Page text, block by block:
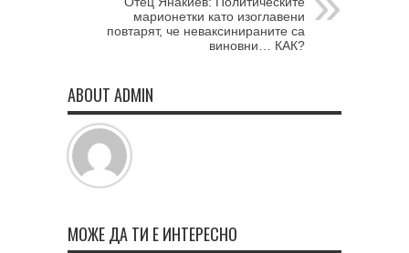
марионетки като изоглавени
повтарят, че неваксинираните са
виновни… КАК?
ABOUT ADMIN
МОЖЕ ДА ТИ Е ИНТЕРЕСНО